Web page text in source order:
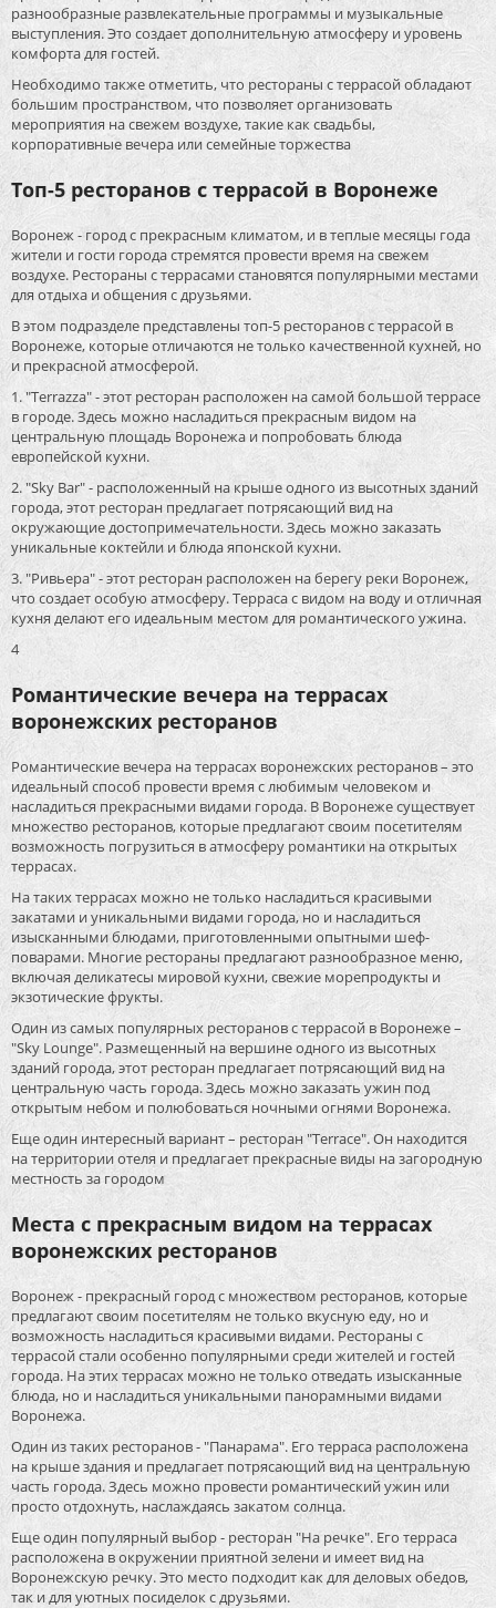
разнообразные развлекательные программы и музыкальные
выступления. Это создает дополнительную атмосферу и уровень
комфорта для гостей.
Необходимо также отметить, что рестораны с террасой обладают
большим пространством, что позволяет организовать
мероприятия на свежем воздухе, такие как свадьбы,
корпоративные вечера или семейные торжества
Топ-5 ресторанов с террасой в Воронеже
Воронеж - город с прекрасным климатом, и в теплые месяцы года
жители и гости города стремятся провести время на свежем
воздухе. Рестораны с террасами становятся популярными местами
для отдыха и общения с друзьями.
В этом подразделе представлены топ-5 ресторанов с террасой в
Воронеже, которые отличаются не только качественной кухней, но
и прекрасной атмосферой.
1. "Terrazza" - этот ресторан расположен на самой большой террасе
в городе. Здесь можно насладиться прекрасным видом на
центральную площадь Воронежа и попробовать блюда
европейской кухни.
2. "Sky Bar" - расположенный на крыше одного из высотных зданий
города, этот ресторан предлагает потрясающий вид на
окружающие достопримечательности. Здесь можно заказать
уникальные коктейли и блюда японской кухни.
3. "Ривьера" - этот ресторан расположен на берегу реки Воронеж,
что создает особую атмосферу. Терраса с видом на воду и отличная
кухня делают его идеальным местом для романтического ужина.
4
Романтические вечера на террасах
воронежских ресторанов
Романтические вечера на террасах воронежских ресторанов – это
идеальный способ провести время с любимым человеком и
насладиться прекрасными видами города. В Воронеже существует
множество ресторанов, которые предлагают своим посетителям
возможность погрузиться в атмосферу романтики на открытых
террасах.
На таких террасах можно не только насладиться красивыми
закатами и уникальными видами города, но и насладиться
изысканными блюдами, приготовленными опытными шеф-
поварами. Многие рестораны предлагают разнообразное меню,
включая деликатесы мировой кухни, свежие морепродукты и
экзотические фрукты.
Один из самых популярных ресторанов с террасой в Воронеже –
"Sky Lounge". Размещенный на вершине одного из высотных
зданий города, этот ресторан предлагает потрясающий вид на
центральную часть города. Здесь можно заказать ужин под
открытым небом и полюбоваться ночными огнями Воронежа.
Еще один интересный вариант – ресторан "Terrace". Он находится
на территории отеля и предлагает прекрасные виды на загородную
местность за городом
Места с прекрасным видом на террасах
воронежских ресторанов
Воронеж - прекрасный город с множеством ресторанов, которые
предлагают своим посетителям не только вкусную еду, но и
возможность насладиться красивыми видами. Рестораны с
террасой стали особенно популярными среди жителей и гостей
города. На этих террасах можно не только отведать изысканные
блюда, но и насладиться уникальными панорамными видами
Воронежа.
Один из таких ресторанов - "Панарама". Его терраса расположена
на крыше здания и предлагает потрясающий вид на центральную
часть города. Здесь можно провести романтический ужин или
просто отдохнуть, наслаждаясь закатом солнца.
Еще один популярный выбор - ресторан "На речке". Его терраса
расположена в окружении приятной зелени и имеет вид на
Воронежскую речку. Это место подходит как для деловых обедов,
так и для уютных посиделок с друзьями.